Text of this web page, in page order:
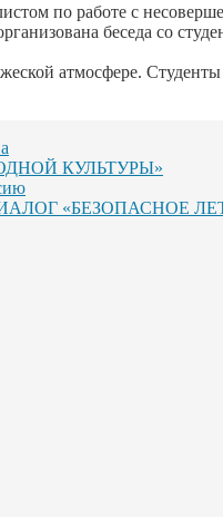
по работе с
беседа со
атмосфере.
КУЛЬТУРЫ»
«БЕЗОПАСНОЕ